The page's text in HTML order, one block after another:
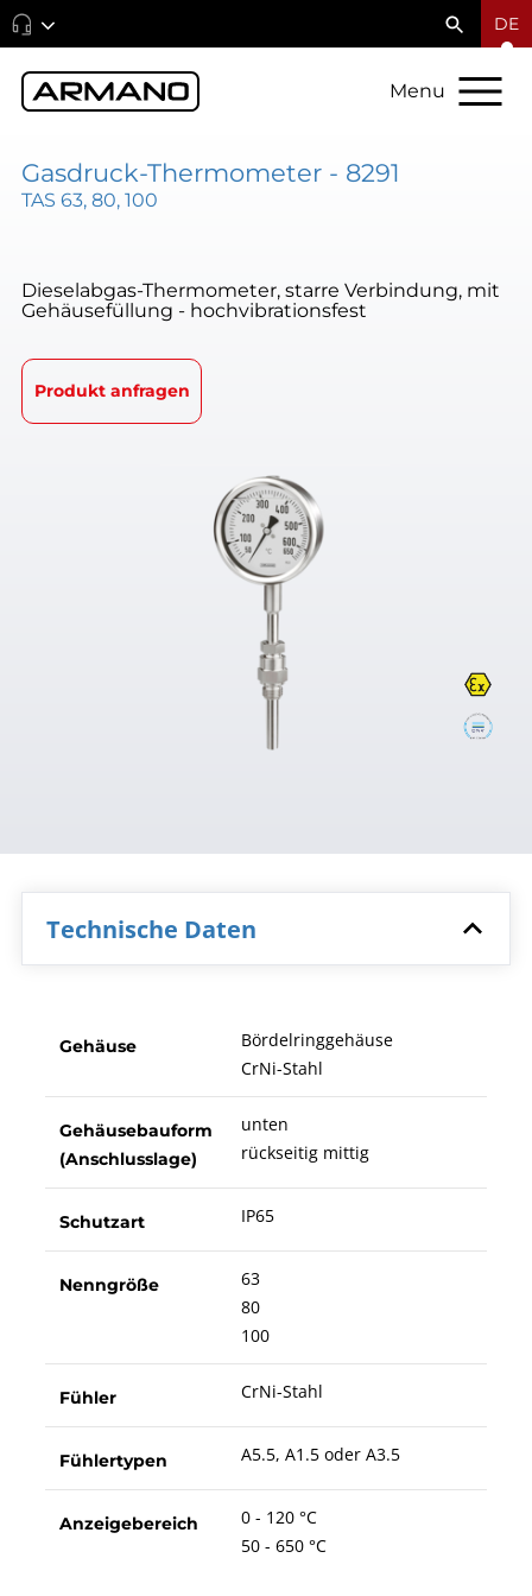
DE
Menu
Gasdruck-Thermometer - 8291
TAS 63, 80, 100
Dieselabgas-Thermometer, starre Verbindung, mit
Gehäusefüllung - hochvibrationsfest
Produkt anfragen
Technische Daten
Gehäuse
Bördelringgehäuse
CrNi-Stahl
Gehäusebauform
(Anschlusslage)
unten
rückseitig mittig
Schutzart IP65
Nenngröße
63
80
100
Fühler CrNi-Stahl
Fühlertypen A5.5, A1.5 oder A3.5
Anzeigebereich
0 - 120 °C
50 - 650 °C